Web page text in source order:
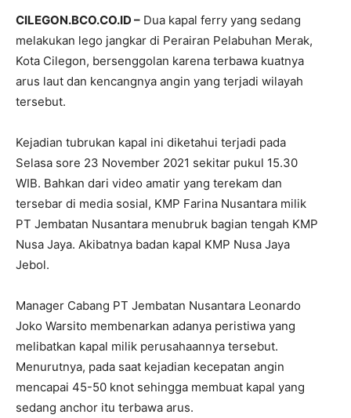
CILEGON.BCO.CO.ID – Dua kapal ferry yang sedang
melakukan lego jangkar di Perairan Pelabuhan Merak,
Kota Cilegon, bersenggolan karena terbawa kuatnya
arus laut dan kencangnya angin yang terjadi wilayah
tersebut.
Kejadian tubrukan kapal ini diketahui terjadi pada
Selasa sore 23 November 2021 sekitar pukul 15.30
WIB. Bahkan dari video amatir yang terekam dan
tersebar di media sosial, KMP Farina Nusantara milik
PT Jembatan Nusantara menubruk bagian tengah KMP
Nusa Jaya. Akibatnya badan kapal KMP Nusa Jaya
Jebol.
Manager Cabang PT Jembatan Nusantara Leonardo
Joko Warsito membenarkan adanya peristiwa yang
melibatkan kapal milik perusahaannya tersebut.
Menurutnya, pada saat kejadian kecepatan angin
mencapai 45-50 knot sehingga membuat kapal yang
sedang anchor itu terbawa arus.